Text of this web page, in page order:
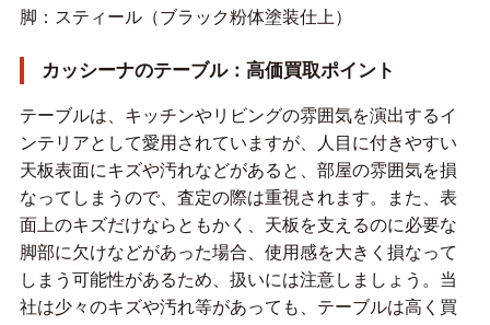
脚：スティール（ブラック粉体塗装仕上）
カッシーナのテーブル：高価買取ポイント
テーブルは、キッチンやリビングの雰囲気を演出するイ
ンテリアとして愛用されていますが、人目に付きやすい
天板表面にキズや汚れなどがあると、部屋の雰囲気を損
なってしまうので、査定の際は重視されます。また、表
面上のキズだけならともかく、天板を支えるのに必要な
脚部に欠けなどがあった場合、使用感を大きく損なって
しまう可能性があるため、扱いには注意しましょう。当
社は少々のキズや汚れ等があっても、テーブルは高く買